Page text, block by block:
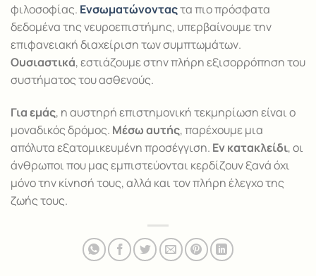
φιλοσοφίας. Ενσωματώνονταςτα πιο πρόσφατα
δεδομένα της νευροεπιστήμης, υπερβαίνουμε την
επιφανειακή διαχείριση των συμπτωμάτων.
Ουσιαστικά, εστιάζουμε στην πλήρη εξισορρόπηση του
συστήματος του ασθενούς.
Για εμάς, η αυστηρή επιστημονική τεκμηρίωση είναι ο
μοναδικός δρόμος. Μέσω αυτής, παρέχουμε μια
απόλυτα εξατομικευμένη προσέγγιση. Εν κατακλείδι, οι
άνθρωποι που μας εμπιστεύονται κερδίζουν ξανά όχι
μόνο την κίνησή τους, αλλά και τον πλήρη έλεγχο της
ζωής τους.